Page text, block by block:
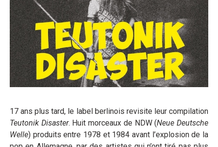
17 ans plus tard, le label berlinois revisite leur compilation
Teutonik Disaster. Huit morceaux de NDW (Neue Deutsche
Welle) produits entre 1978 et 1984 avant l’explosion de la